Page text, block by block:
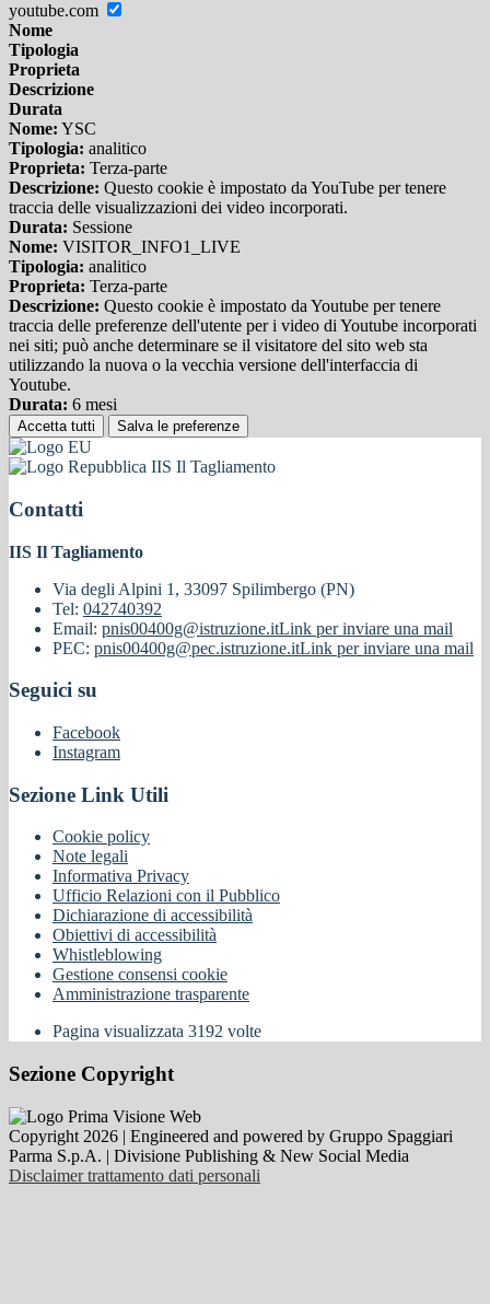
youtube.com
Nome
Tipologia
Proprieta
Descrizione
Durata
Nome: YSC
Tipologia: analitico
Proprieta: Terza-parte
Descrizione: Questo cookie è impostato da YouTube per tenere
traccia delle visualizzazioni dei video incorporati.
Durata: Sessione
Nome: VISITOR_INFO1_LIVE
Tipologia: analitico
Proprieta: Terza-parte
Descrizione: Questo cookie è impostato da Youtube per tenere
traccia delle preferenze dell'utente per i video di Youtube incorporati
nei siti; può anche determinare se il visitatore del sito web sta
utilizzando la nuova o la vecchia versione dell'interfaccia di
Youtube.
Durata: 6 mesi
Accetta tutti Salva le preferenze
IIS Il Tagliamento
Contatti
IIS Il Tagliamento
Via degli Alpini 1, 33097 Spilimbergo (PN)
Tel: 042740392
Email: pnis00400g@istruzione.itLink per inviare una mail
PEC: pnis00400g@pec.istruzione.itLink per inviare una mail
Seguici su
Facebook
Instagram
Sezione Link Utili
Cookie policy
Note legali
Informativa Privacy
Ufficio Relazioni con il Pubblico
Dichiarazione di accessibilità
Obiettivi di accessibilità
Whistleblowing
Gestione consensi cookie
Amministrazione trasparente
Pagina visualizzata 3192 volte
Sezione Copyright
Copyright 2026 | Engineered and powered by Gruppo Spaggiari
Parma S.p.A. | Divisione Publishing & New Social Media
Disclaimer trattamento dati personali